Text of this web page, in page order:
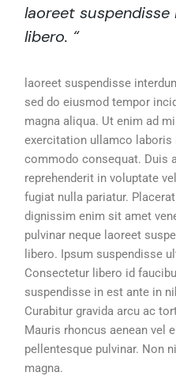
laoreet
libero. “
laoreet suspendisse
sed do eiusmod tempor
magna aliqua. Ut enim ad
exercitation ullamco laboris
commodo consequat. Duis
reprehenderit in voluptate
fugiat nulla pariatur.
dignissim enim sit amet
pulvinar neque laoreet
libero. Ipsum suspendisse
Consectetur libero id
suspendisse in est ante in
Curabitur gravida arcu ac
Mauris rhoncus aenean vel
pellentesque pulvinar. Non
magna.